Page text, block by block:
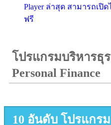
Player ล่าสุด สามารถเปิ
ฟรี
โปรแกรมบริหารธุ
Personal Finance
10 อันดับ โปรแกรม